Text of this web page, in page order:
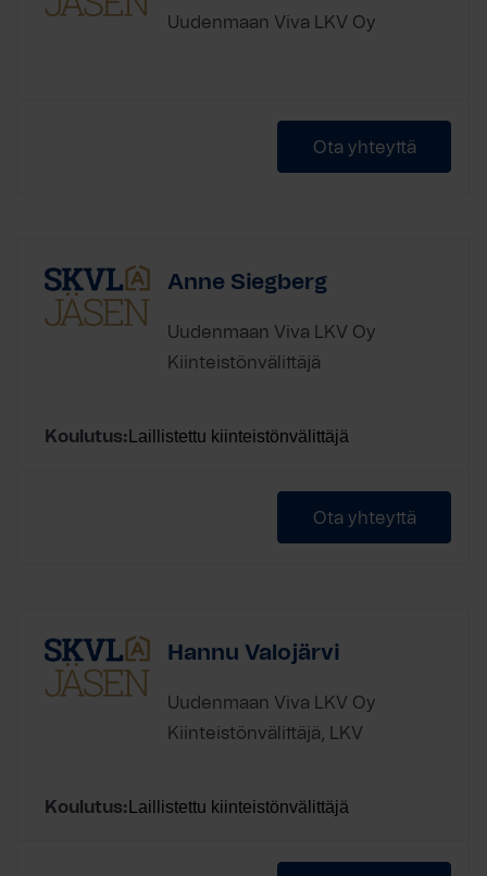
Uudenmaan Viva LKV Oy
Ota yhteyttä
Anne Siegberg
Uudenmaan Viva LKV Oy
Kiinteistönvälittäjä
Koulutus: Laillistettu kiinteistönvälittäjä
Ota yhteyttä
Hannu Valojärvi
Uudenmaan Viva LKV Oy
Kiinteistönvälittäjä, LKV
Koulutus: Laillistettu kiinteistönvälittäjä